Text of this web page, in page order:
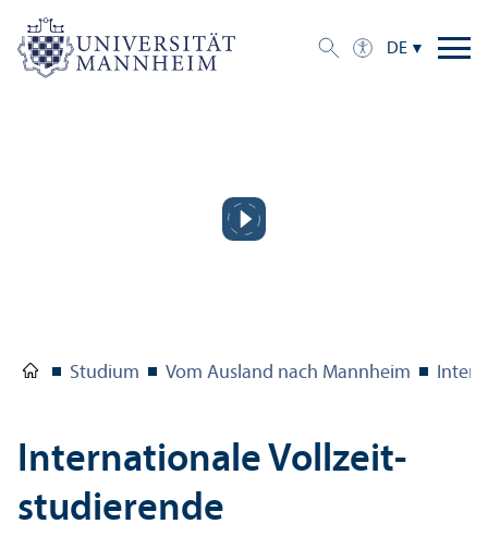
DE
Studium Vom Ausland nach Mannheim
Internationale Vollzeit­
studierende